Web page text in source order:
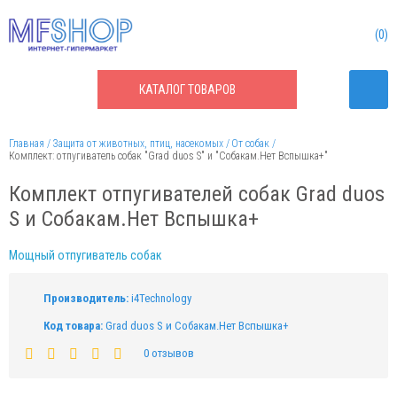
КАТАЛОГТОВАРОВ
0
Главная Защита от животных, птиц, насекомых
От собак
Комплект: отпугиватель собак "Grad duos S" и "Собакам.Нет Вспышка+"
Комплект отпугивателей собак Grad duos
S и Собакам.Нет Вспышка+
Мощный отпугиватель собак
Производитель: i4Technology
Код товара: Grad duos S и Собакам.Нет Вспышка+
0 отзывов